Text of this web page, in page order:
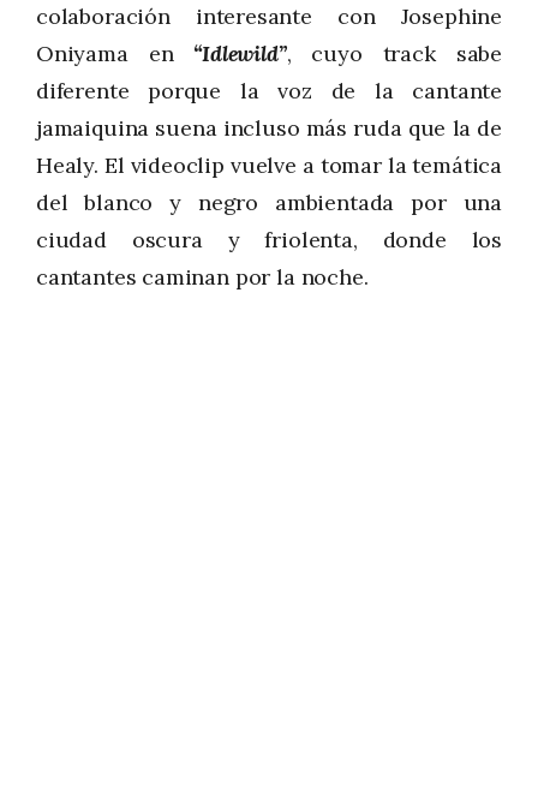
colaboración interesante con Josephine
Oniyama en “Idlewild”, cuyo track sabe
diferente porque la voz de la cantante
jamaiquina suena incluso más ruda que la de
Healy. El videoclip vuelve a tomar la temática
del blanco y negro ambientada por una
ciudad oscura y friolenta, donde los
cantantes caminan por la noche.